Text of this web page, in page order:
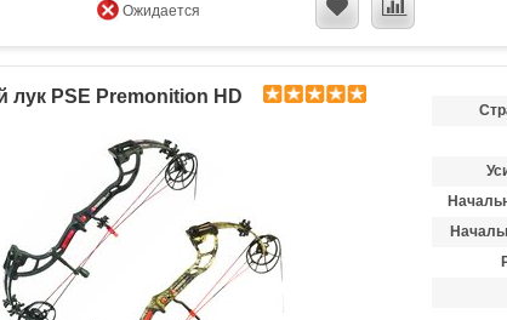
Ожидается
PSE Premonition HD